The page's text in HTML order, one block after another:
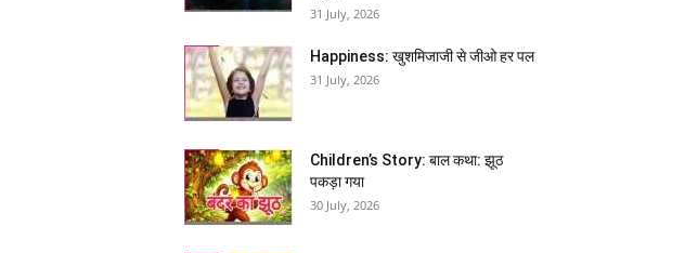
31 July, 2026
Happiness: खुशमिजाजी से जीओ हर पल
31 July, 2026
Children’s Story: बाल कथा: झूठ
पकड़ा गया
30 July, 2026